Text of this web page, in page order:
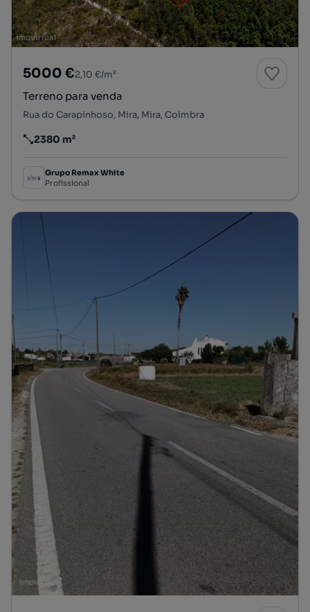
5000 €2,10 €/m²
Terreno para venda
Rua do Carapinhoso, Mira, Mira, Coimbra
Preço por metro quadrado
2380 m²
Grupo Remax White
Profissional